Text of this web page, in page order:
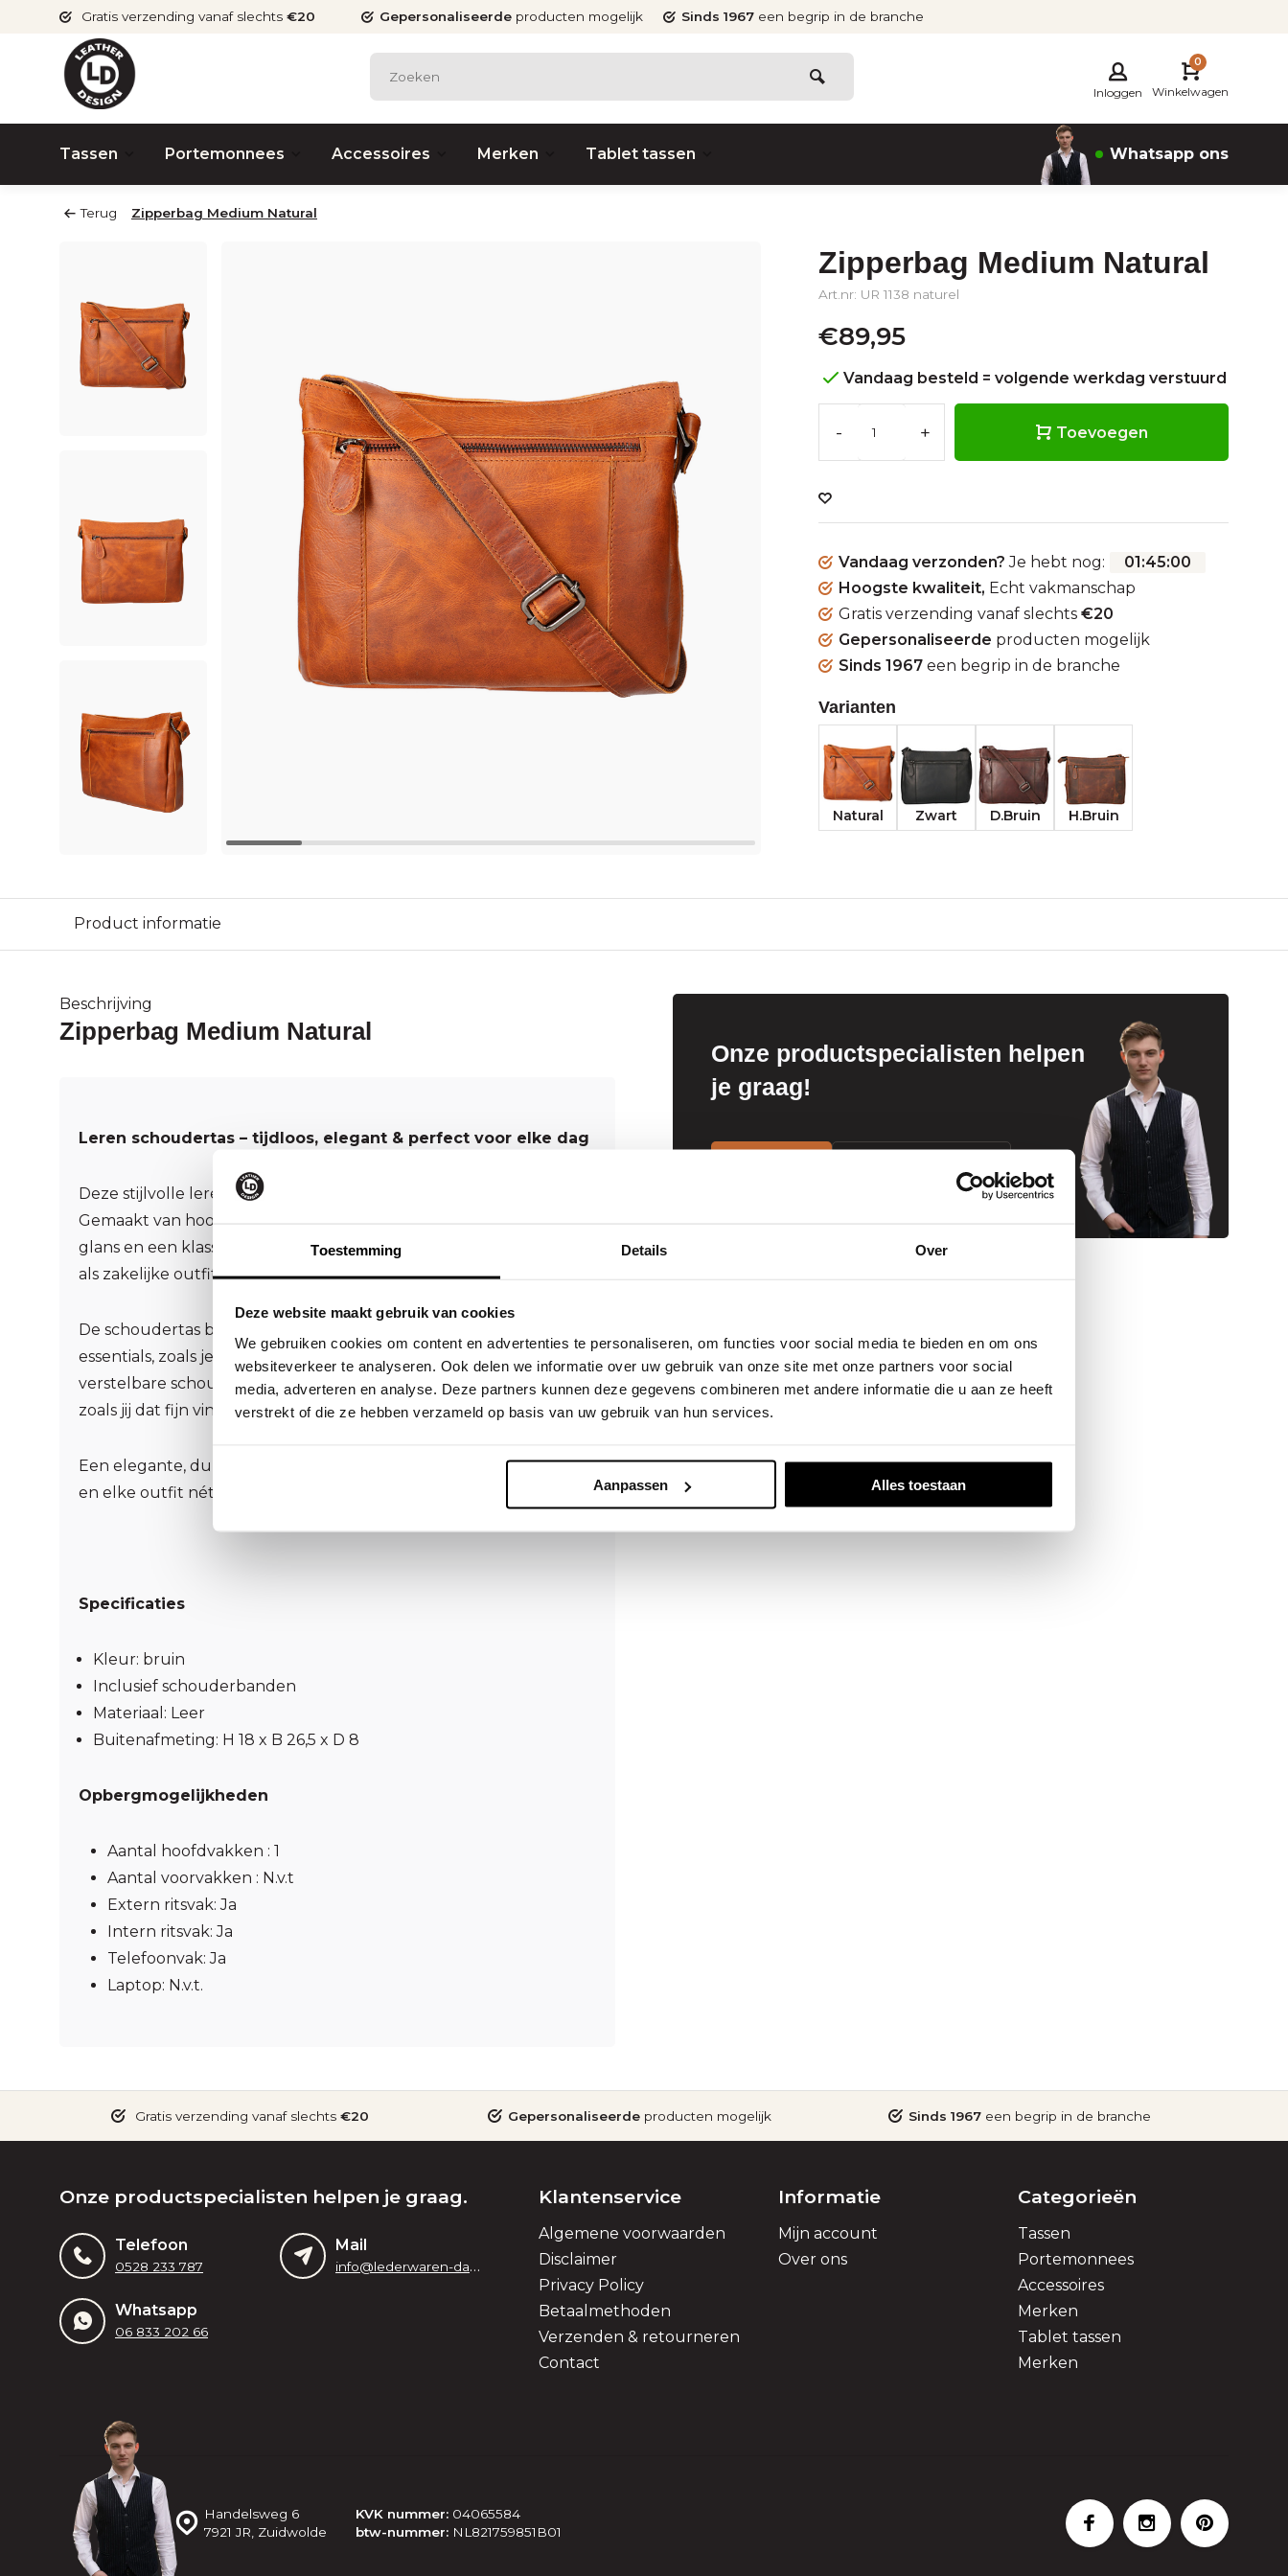
Toestemming Details Over
Deze website maakt gebruik van cookies
We gebruiken cookies om content en advertenties te personaliseren, om functies voor social media te bieden en om ons
websiteverkeer te analyseren. Ook delen we informatie over uw gebruik van onze site met onze partners voor social
media, adverteren en analyse. Deze partners kunnen deze gegevens combineren met andere informatie die u aan ze heeft
verstrekt of die ze hebben verzameld op basis van uw gebruik van hun services.
Aanpassen Alles toestaan
Gratis verzending vanaf slechts €20 Gepersonaliseerde producten mogelijk Sinds 1967 een begrip in de branche
Inloggen
0
Winkelwagen
Tassen Portemonnees Accessoires Merken Tablet tassen Whatsapp ons
Terug Zipperbag Medium Natural
Zipperbag Medium Natural
Art.nr: UR 1138 naturel
€89,95
Vandaag besteld = volgende werkdag verstuurd
- + Toevoegen
Vandaag verzonden? Je hebt nog: 01:44:59
Hoogste kwaliteit, Echt vakmanschap
Gratis verzending vanaf slechts €20
Gepersonaliseerde producten mogelijk
Sinds 1967 een begrip in de branche
Varianten
Natural Zwart D.Bruin H.Bruin
Product informatie
Beschrijving
Zipperbag Medium Natural
Leren schoudertas – tijdloos, elegant & perfect voor elke dag
Deze stijlvolle leren schoudertas straalt luxe en eenvoud uit.
Gemaakt van hoogwaardig leer heeft de tas een mooie, natuurlijke
glans en een klassiek ontwerp dat moeiteloos past bij zowel casual
als zakelijke outfits.
De schoudertas biedt voldoende ruimte voor al je dagelijkse
essentials, zoals je telefoon, portemonnee en sleutels. Dankzij de
verstelbare schouderriem draag je de tas altijd comfortabel, precies
zoals jij dat fijn vindt.
Een elegante, duurzame en veelzijdige tas die jarenlang mooi blijft
en elke outfit nét dat beetje extra klasse geeft.
Specificaties
Kleur: bruin
Inclusief schouderbanden
Materiaal: Leer
Buitenafmeting: H 18 x B 26,5 x D 8
Opbergmogelijkheden
Aantal hoofdvakken : 1
Aantal voorvakken : N.v.t
Extern ritsvak: Ja
Intern ritsvak: Ja
Telefoonvak: Ja
Laptop: N.v.t.
Onze productspecialisten helpen
je graag!
Whatsapp ons
Deel dit product
Gratis verzending vanaf slechts €20 Gepersonaliseerde producten mogelijk Sinds 1967een begrip in de branche
Onze productspecialisten helpen je graag.
Telefoon
0528 233 787
Mail
info@lederwaren-danielle.nl
Whatsapp
06 833 202 66
Klantenservice
Algemene voorwaarden
Disclaimer
Privacy Policy
Betaalmethoden
Verzenden & retourneren
Contact
Informatie
Mijn account
Over ons
Categorieën
Tassen
Portemonnees
Accessoires
Merken
Tablet tassen
Merken
Handelsweg 6
7921 JR, Zuidwolde
KVK nummer: 04065584
btw-nummer: NL821759851B01